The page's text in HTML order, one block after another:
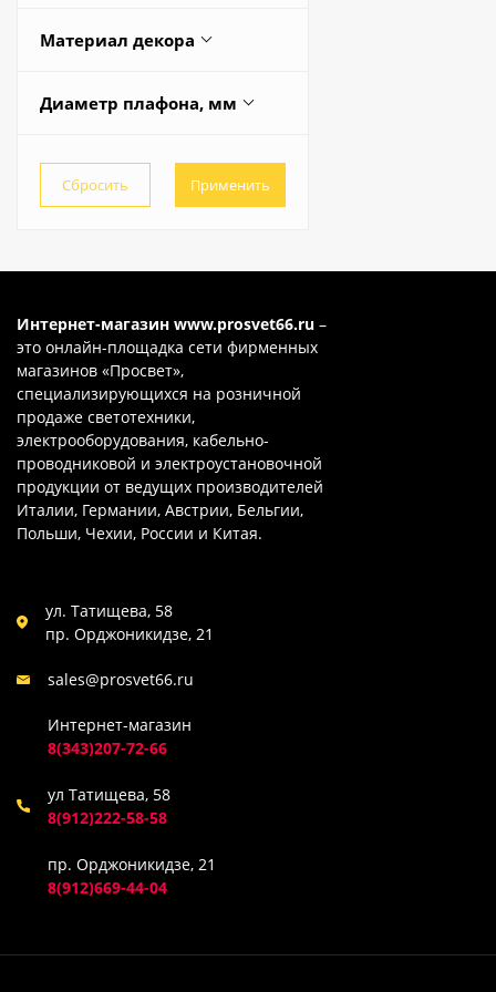
Материал декора
Диаметр плафона, мм
75
Интернет-магазин www.prosvet66.ru –
это онлайн-площадка сети фирменных
магазинов «Просвет»,
специализирующихся на розничной
продаже светотехники,
электрооборудования, кабельно-
проводниковой и электроустановочной
продукции от ведущих производителей
Италии, Германии, Австрии, Бельгии,
Польши, Чехии, России и Китая.
ул. Татищева, 58
пр. Орджоникидзе, 21
sales@prosvet66.ru
Интернет-магазин
8(343)207-72-66
ул Татищева, 58
8(912)222-58-58
пр. Орджоникидзе, 21
8(912)669-44-04